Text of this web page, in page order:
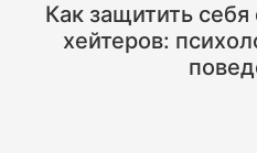
Как защитить
хейтеров: